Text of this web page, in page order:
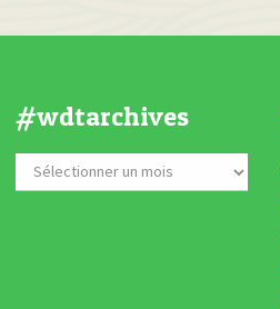
#wdtarchives